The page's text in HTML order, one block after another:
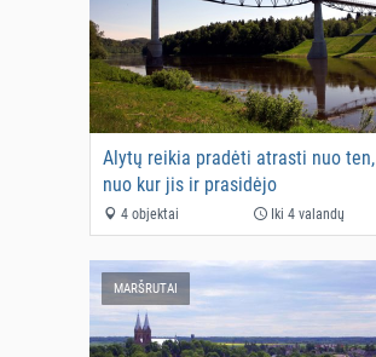
Alytų reikia pradėti atrasti nuo ten,
nuo kur jis ir prasidėjo
4 objektai Iki 4 valandų
MARŠRUTAI